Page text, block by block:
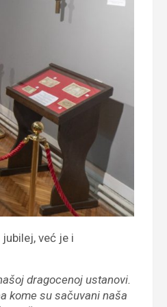
već je i
dragocenoj ustanovi.
kome su sačuvani naša